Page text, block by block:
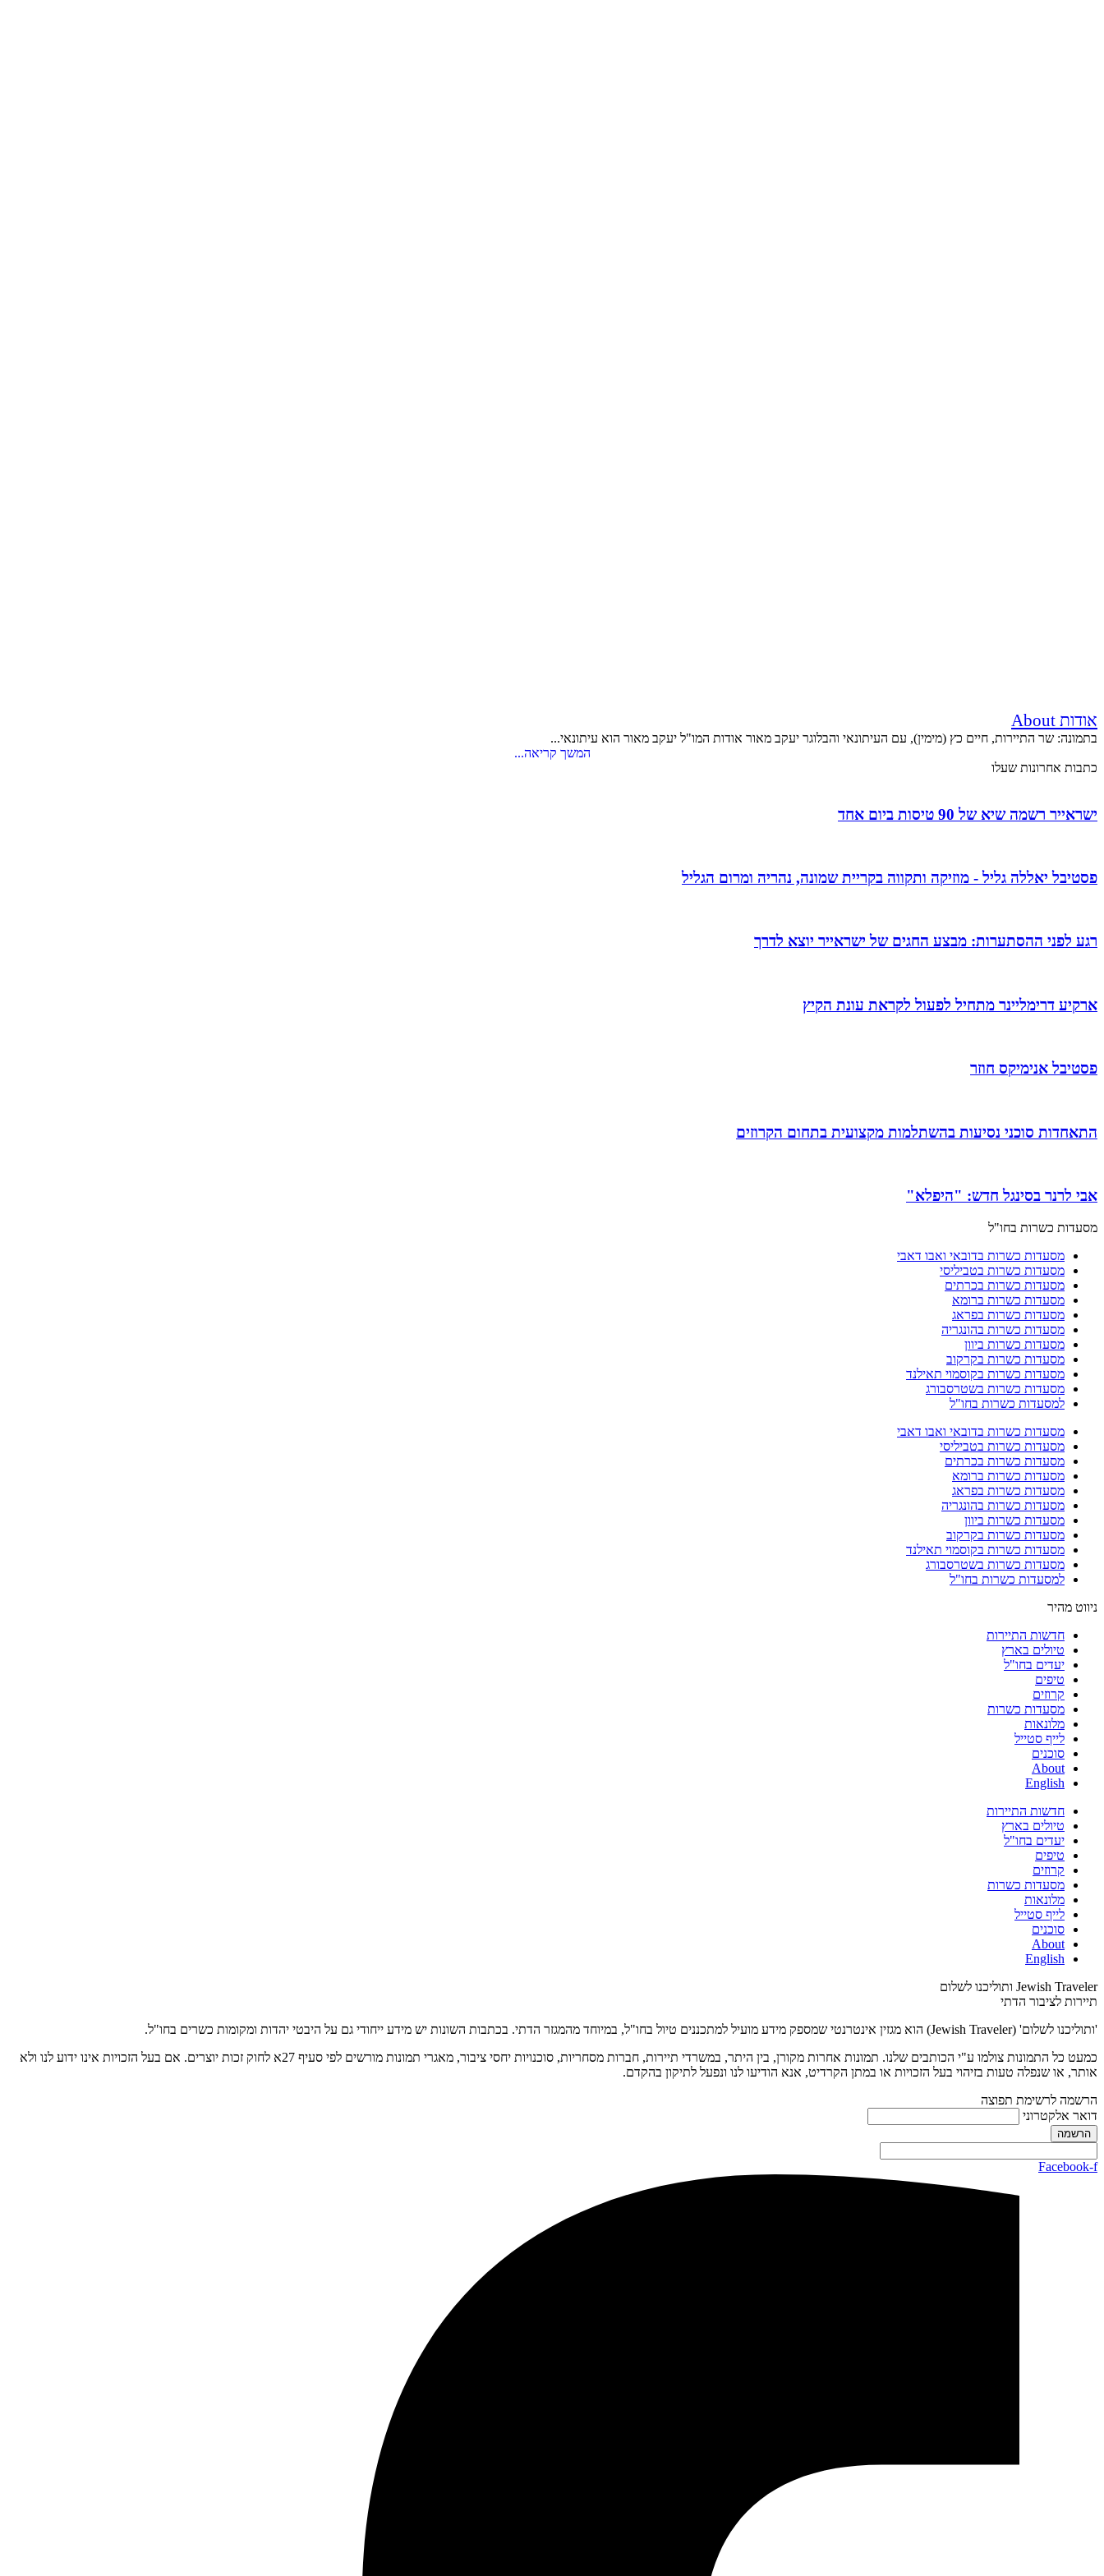
אודות About
בתמונה: שר התיירות, חיים כץ (מימין), עם העיתונאי והבלוגר יעקב מאור אודות המו"ל יעקב מאור הוא עיתונאי...
המשך קריאה...
כתבות אחרונות שעלו
ישראייר רשמה שיא של 90 טיסות ביום אחד
פסטיבל יאללה גליל - מוזיקה ותקווה בקריית שמונה, נהריה ומרום הגליל
רגע לפני ההסתערות: מבצע החגים של ישראייר יוצא לדרך
ארקיע דרימליינר מתחיל לפעול לקראת עונת הקיץ
פסטיבל אנימיקס חוזר
התאחדות סוכני נסיעות בהשתלמות מקצועית בתחום הקרוזים
אבי לרנר בסינגל חדש: "היפלא"
מסעדות כשרות בחו"ל
מסעדות כשרות בדובאי ואבו דאבי
מסעדות כשרות בטביליסי
מסעדות כשרות בכרתים
מסעדות כשרות ברומא
מסעדות כשרות בפראג
מסעדות כשרות בהונגריה
מסעדות כשרות ביוון
מסעדות כשרות בקרקוב
מסעדות כשרות בקוסמוי תאילנד
מסעדות כשרות בשטרסבורג
למסעדות כשרות בחו"ל
מסעדות כשרות בדובאי ואבו דאבי
מסעדות כשרות בטביליסי
מסעדות כשרות בכרתים
מסעדות כשרות ברומא
מסעדות כשרות בפראג
מסעדות כשרות בהונגריה
מסעדות כשרות ביוון
מסעדות כשרות בקרקוב
מסעדות כשרות בקוסמוי תאילנד
מסעדות כשרות בשטרסבורג
למסעדות כשרות בחו"ל
ניווט מהיר
חדשות התיירות
טיולים בארץ
יעדים בחו"ל
טיפים
קרוזים
מסעדות כשרות
מלונאות
לייף סטייל
סוכנים
About
English
חדשות התיירות
טיולים בארץ
יעדים בחו"ל
טיפים
קרוזים
מסעדות כשרות
מלונאות
לייף סטייל
סוכנים
About
English
Jewish Traveler ותוליכנו לשלום
תיירות לציבור הדתי
'ותוליכנו לשלום' (Jewish Traveler) הוא מגזין אינטרנטי שמספק מידע מועיל למתכננים טיול בחו"ל, במיוחד מהמגזר הדתי. בכתבות השונות יש מידע ייחודי גם על היבטי יהדות ומקומות כשרים בחו"ל.
כמעט כל התמונות צולמו ע"י הכותבים שלנו. תמונות אחרות מקורן, בין היתר, במשרדי תיירות, חברות מסחריות, סוכנויות יחסי ציבור, מאגרי תמונות מורשים לפי סעיף 27א לחוק זכות יוצרים. אם בעל הזכויות אינו ידוע לנו ולא
אותר, או שנפלה טעות בזיהוי בעל הזכויות או במתן הקרדיט, אנא הודיעו לנו ונפעל לתיקון בהקדם.
הרשמה לרשימת תפוצה
דואר אלקטרוני
Facebook-f